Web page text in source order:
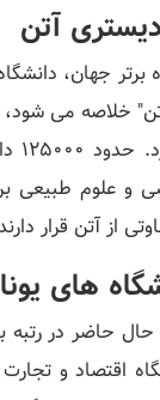
آتن
بین 700 دانشگاه
و علوم طبیعی
از آتن قرار
های
اقتصاد و